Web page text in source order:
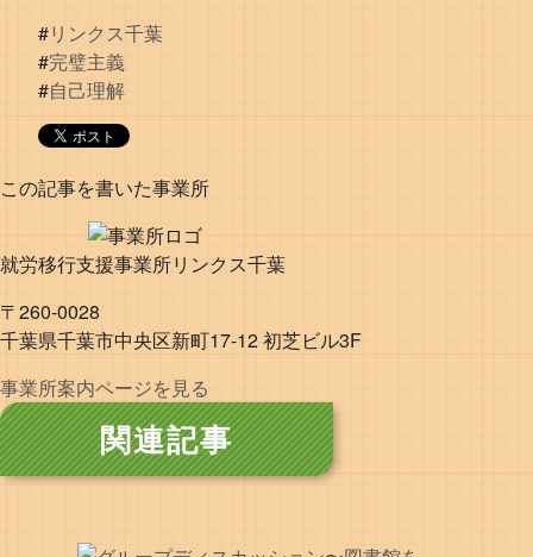
#リンクス千葉
#完璧主義
#自己理解
この記事を書いた事業所
就労移行支援事業所リンクス千葉
〒260-0028
千葉県千葉市中央区新町17-12 初芝ビル3F
事業所案内ページを見る
関連記事